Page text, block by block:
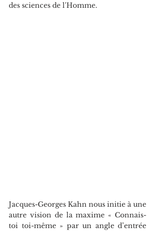
des sciences de l'Homme.
Jacques-Georges Kahn nous initie à une
autre vision de la maxime « Connais-
toi toi-même » par un angle d’entrée